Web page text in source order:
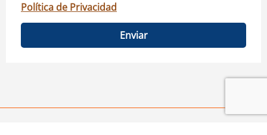
Política de Privacidad
Enviar